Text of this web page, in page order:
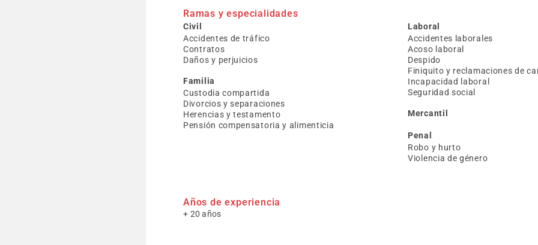
Ramas y especialidades
Civil
Accidentes de tráfico
Contratos
Daños y perjuicios
Familia
Custodia compartida
Divorcios y separaciones
Herencias y testamento
Pensión compensatoria y alimenticia
Laboral
Accidentes laborales
Acoso laboral
Despido
Finiquito y reclamaciones de
Incapacidad laboral
Seguridad social
Mercantil
Penal
Robo y hurto
Violencia de género
Años de experiencia
+ 20 años